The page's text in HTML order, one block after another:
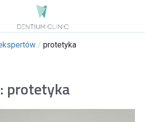
/ protetyka
protetyka